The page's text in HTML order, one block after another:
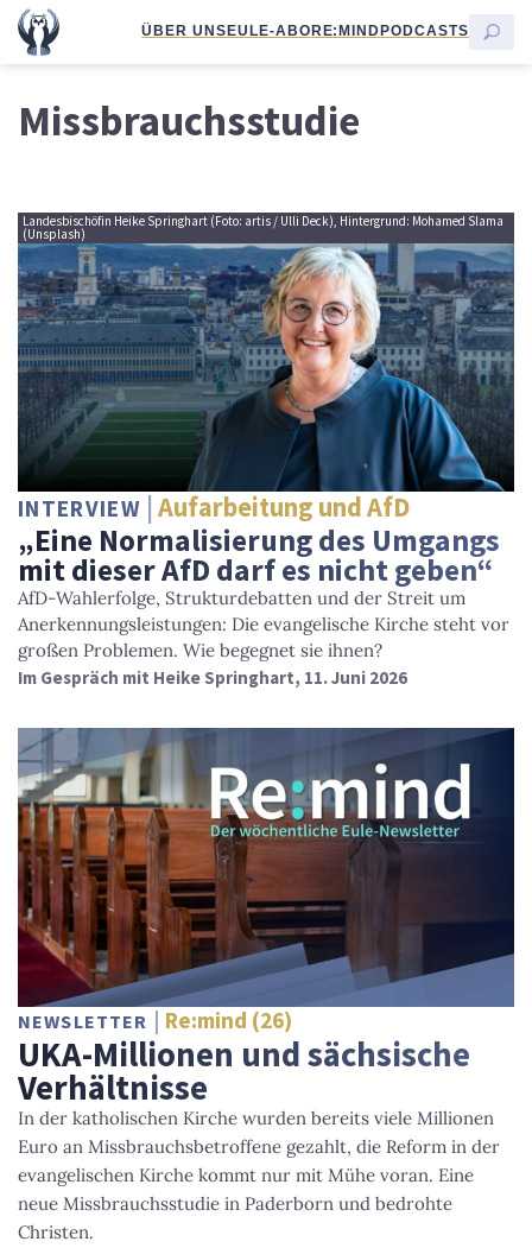
ÜBER UNSEULE-ABORE:MINDPODCASTS
Missbrauchsstudie
Landesbischöfin Heike Springhart (Foto: artis / Ulli Deck), Hintergrund: Mohamed Slama
(Unsplash)
INTERVIEW Aufarbeitung und AfD
„Eine Normalisierung des Umgangs
mit dieser AfD darf es nicht geben“
AfD-Wahlerfolge, Strukturdebatten und der Streit um
Anerkennungsleistungen: Die evangelische Kirche steht vor
großen Problemen. Wie begegnet sie ihnen?
Im Gespräch mit Heike Springhart, 11. Juni 2026
NEWSLETTER Re:mind (26)
UKA-Millionen und sächsische
Verhältnisse
In der katholischen Kirche wurden bereits viele Millionen
Euro an Missbrauchsbetroffene gezahlt, die Reform in der
evangelischen Kirche kommt nur mit Mühe voran. Eine
neue Missbrauchsstudie in Paderborn und bedrohte
Christen.